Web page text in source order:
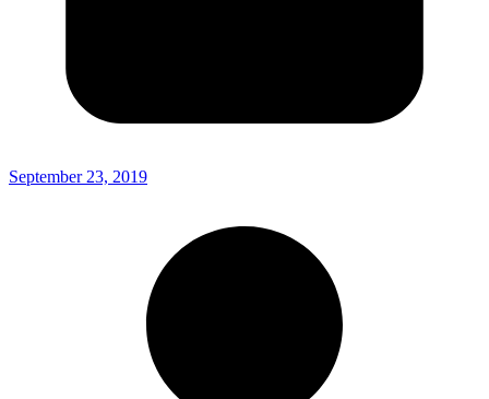
September 23, 2019